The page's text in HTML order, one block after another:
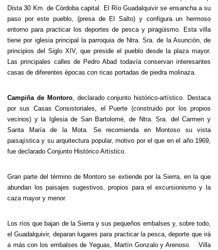
Dista 30 Km. de Córdoba capital. El Río Guadalquivir se ensancha a su
paso por este pueblo, (presa de El Salto) y configura un hermoso
entorno para practicar los deportes de pesca y piragüismo. Esta villa
tiene por iglesia principal la parroquia de Ntra. Sra. de la Asunción, de
principios del Siglo XIV, que preside el pueblo desde la plaza mayor.
Las principales calles de Pedro Abad todavía conservan interesantes
casas de diferentes épocas con ricas portadas de piedra molinaza.
Campiña de Montoro, declarado conjunto histórico-artístico. Destaca
por sus Casas Consistoriales, el Puerte (construido por los propios
vecinos) y la Iglesia de San Bartolomé, de Ntra. Sra. del Carmen y
Santa María de la Mota. Se recomienda en Montoso su vista
paisajística y su arquitectura popular, motivo por el que en el año 1969,
fue declarado Conjunto Histórico Artístico.
Gran parte del término de Montoro se extiende por la Sierra, en la que
abundan los paisajes sugestivos, propios para el excursionismo y la
caza mayor y menor.
Los ríos que bajan de la Sierra y sus pequeños embalses y, sobre todo,
el Guadalquivir, deparan lugares para practicar la pesca, deporte que irá
a más con los embalses de Yeguas, Martín Gonzalo y Arenoso. Villa